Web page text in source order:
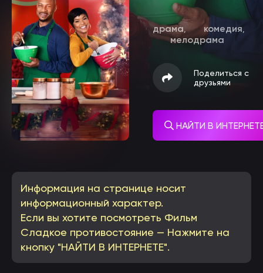
драма, комедия
мелодрама
Поделиться с
друзьями
НАЙТИ В
Информация на странице носит
информационный характер.
Если вы хотите посмотреть Фильм
Сладкое противостояние — Нажмите на
кнопку "НАЙТИ В ИНТЕРНЕТЕ".